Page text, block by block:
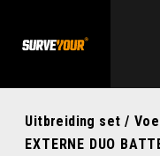
Uitbreiding set /
EXTERNE DUO